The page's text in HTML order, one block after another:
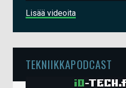
Lisää videoita
TEKNIIKKAPODCAST